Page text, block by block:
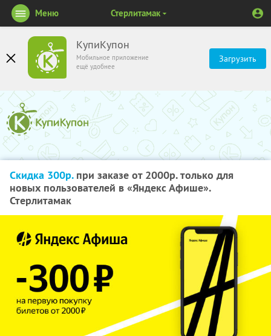
КупиКупон
Мобильное приложение
ещё удобнее
Загрузить
Меню Стерлитамак
Скидка 300р.при заказе от 2000р. только для
новых пользователей в «Яндекс Афише».
Стерлитамак